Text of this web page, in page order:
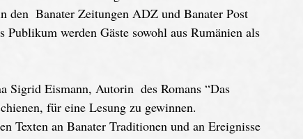
den  Banater Zeitungen ADZ und Banater Post
werden Gäste sowohl aus Rumänien als
Sigrid Eismann, Autorin  des Romans “Das
für eine Lesung zu gewinnen.
Texten an Banater Traditionen und an Ereignisse